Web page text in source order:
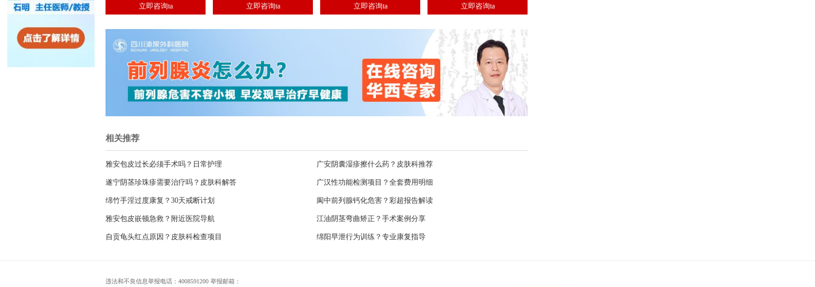
立即咨询ta
（老年良性前列腺增生症等的激光及
立即咨询ta
结石的手术治疗。立即咨询ta 立即咨询ta
相关推荐
雅安包皮过长必须手术吗？日常护理 广安阴囊湿疹擦什么药？皮肤科推荐
遂宁阴茎珍珠疹需要治疗吗？皮肤科解答 广汉性功能检测项目？全套费用明细
绵竹手淫过度康复？30天戒断计划 阆中前列腺钙化危害？彩超报告解读
雅安包皮嵌顿急救？附近医院导航 江油阴茎弯曲矫正？手术案例分享
自贡龟头红点原因？皮肤科检查项目 绵阳早泄行为训练？专业康复指导
违法和不良信息举报电话：4008591200 举报邮箱：